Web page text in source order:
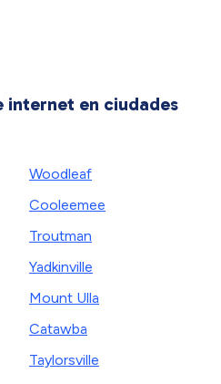
internet en ciudades
Woodleaf
Cooleemee
Troutman
Yadkinville
Mount Ulla
Catawba
Taylorsville